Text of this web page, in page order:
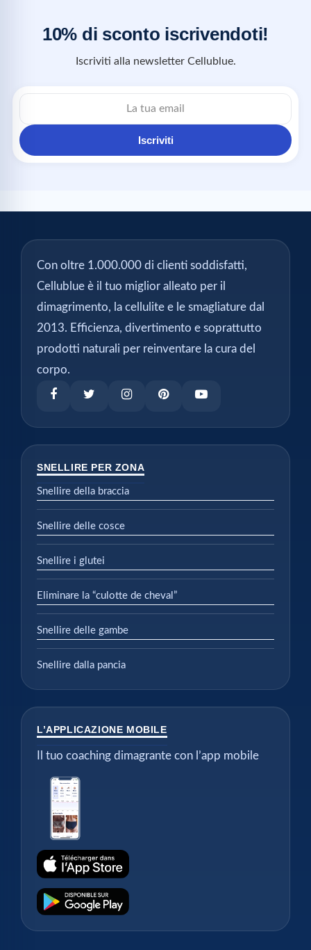
10% di sconto iscrivendoti!
Iscriviti alla newsletter Cellublue.
Iscriviti
Con oltre 1.000.000 di clienti soddisfatti,
Cellublue è il tuo miglior alleato per il
dimagrimento, la cellulite e le smagliature dal
2013. Efficienza, divertimento e soprattutto
prodotti naturali per reinventare la cura del
corpo.
SNELLIRE PER ZONA
Snellire della braccia
Snellire delle cosce
Snellire i glutei
Eliminare la “culotte de cheval”
Snellire delle gambe
Snellire dalla pancia
L’APPLICAZIONE MOBILE
Il tuo coaching dimagrante con l’app mobile